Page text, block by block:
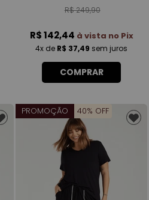
R$ 249,90
R$ 142,44 à vista no Pix
4x de R$ 37,49 sem juros
COMPRAR
PROMOÇÃO 40% OFF